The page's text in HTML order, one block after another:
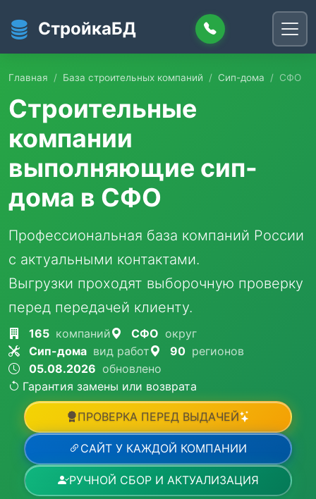
СтройкаБД
Главная База строительных компаний Сип-дома СФО
Строительные
компании
выполняющие сип-
дома в СФО
Профессиональная база компаний России
с актуальными контактами.
Выгрузки проходят выборочную проверку
перед передачей клиенту.
165 компаний СФО округ
Сип-дома вид работ 90 регионов
05.08.2026 обновлено
Гарантия замены или возврата
ПРОВЕРКА ПЕРЕД ВЫДАЧЕЙ
САЙТ У КАЖДОЙ КОМПАНИИ
РУЧНОЙ СБОР И АКТУАЛИЗАЦИЯ